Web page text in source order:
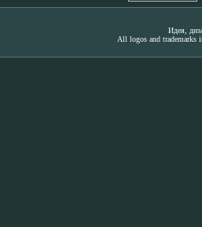
Идея,
All logos and trademarks